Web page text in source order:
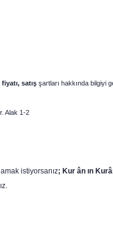
fiyatı, satış şartları hakkında bilgiyi
Alak 1-2
istiyorsanız; Kur ân ın